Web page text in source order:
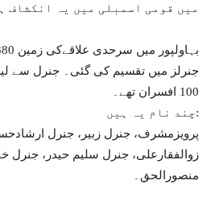
2009 میں قومی اسمبلی میں یہ انکشاف
جنرلز میں تقسیم کی گئی۔ جنرل سے
100 افسران تھے۔
چند نام یہ ہیں:
پرویزمشرف، جنرل زبیر، جنرل
زوالفقارعلی، جنرل سلیم حیدر، جنرل
منصورالحق۔